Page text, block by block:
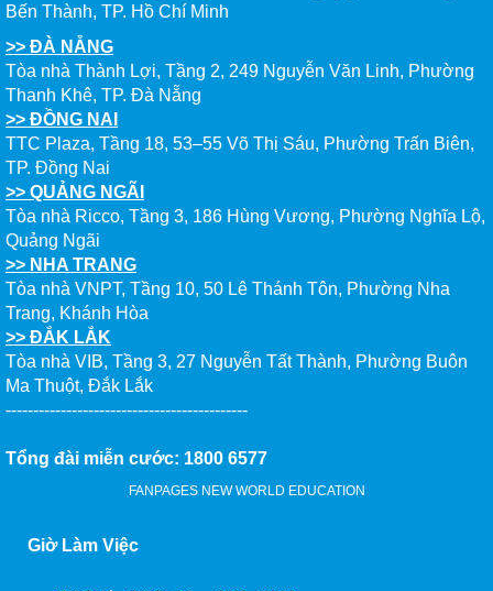
Bến Thành, TP. Hồ Chí Minh
>> ĐÀ NẴNG
Tòa nhà Thành Lợi, Tầng 2, 249 Nguyễn Văn Linh, Phường
Thanh Khê, TP. Đà Nẵng
>> ĐỒNG NAI
TTC Plaza, Tầng 18, 53–55 Võ Thị Sáu, Phường Trấn Biên,
TP. Đồng Nai
>> QUẢNG NGÃI
Tòa nhà Ricco, Tầng 3, 186 Hùng Vương, Phường Nghĩa Lộ,
Quảng Ngãi
>> NHA TRANG
Tòa nhà VNPT, Tầng 10, 50 Lê Thánh Tôn, Phường Nha
Trang, Khánh Hòa
>> ĐẮK LẮK
Tòa nhà VIB, Tầng 3, 27 Nguyễn Tất Thành, Phường Buôn
Ma Thuột, Đắk Lắk
--------------------------------------------
Tổng đài miễn cước: 1800 6577
FANPAGES NEW WORLD EDUCATION
Giờ Làm Việc